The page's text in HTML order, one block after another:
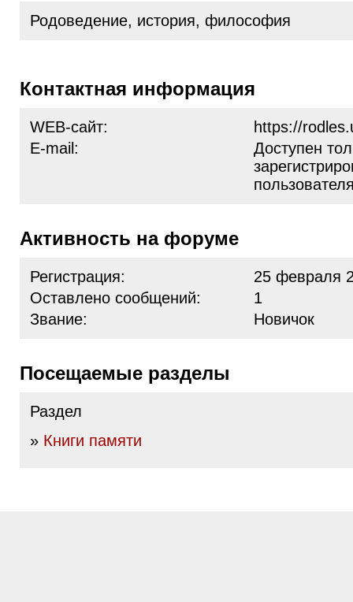
Родоведение, история, философия
Контактная информация
WEB-сайт:
https://
E-mail:
Доступен
Активность на форуме
Регистрация:
25 февраля
Оставлено сообщений:
1
Звание:
Новичок
Посещаемые разделы
Раздел
» Книги памяти